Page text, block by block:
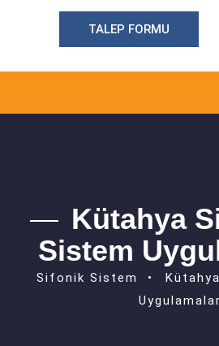
TALEP FORMU
Kütahya
Sistem
Sifonik Sistem